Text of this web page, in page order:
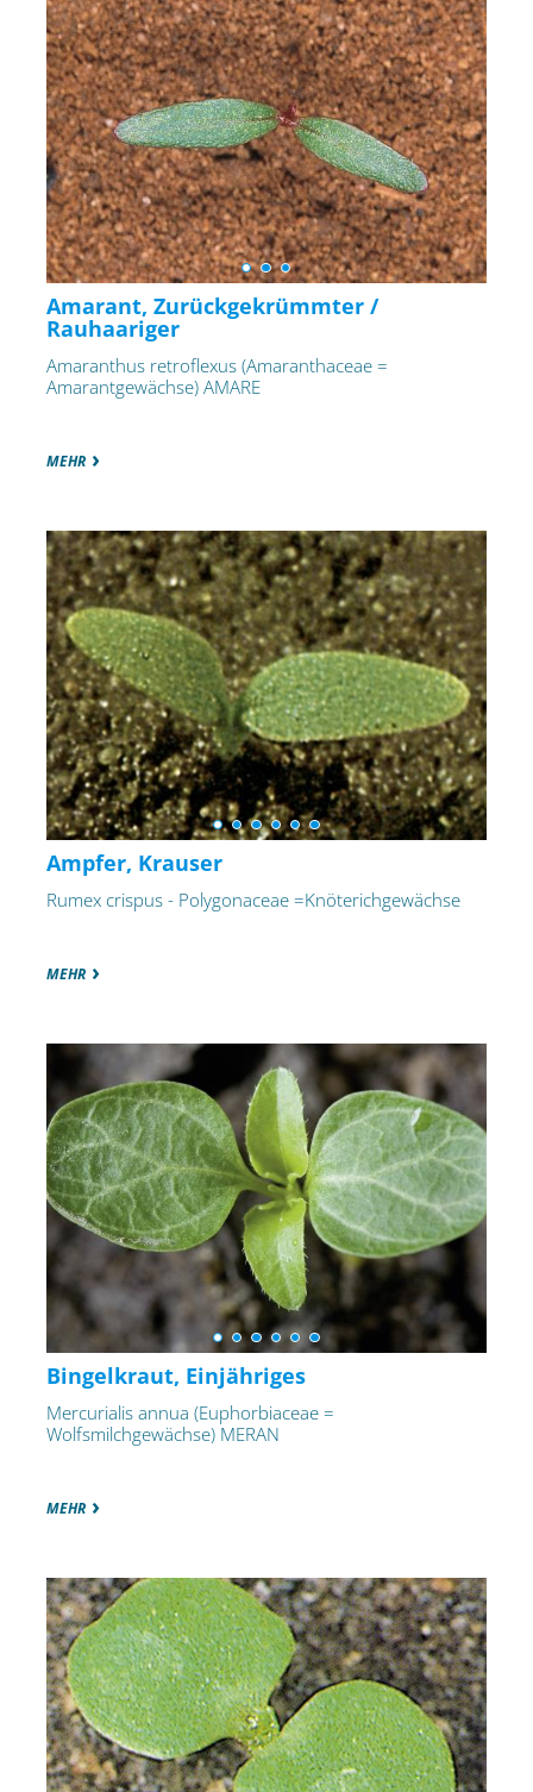
Amarant, Zurückgekrümmter /
Rauhaariger
Amaranthus retroflexus (Amaranthaceae =
Amarantgewächse) AMARE
MEHR
Ampfer, Krauser
Rumex crispus - Polygonaceae =Knöterichgewächse
MEHR
Bingelkraut, Einjähriges
Mercurialis annua (Euphorbiaceae =
Wolfsmilchgewächse) MERAN
MEHR